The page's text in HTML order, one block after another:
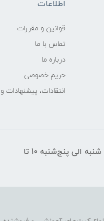
اطلاعات
قوانين و مقررات
تماس با ما
درباره ما
حریم خصوصی
انتقادات، پیشنهادات
ارتباط با ما ( ساعت تماس شنبه الی پنج‌شنبه 10 تا